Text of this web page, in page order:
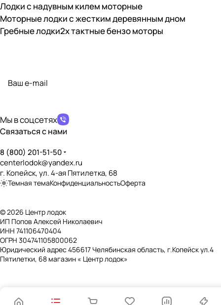
Лодки с надувным килем моторные
Моторные лодки с жестким деревянным дном
Гребные лодки2х тактные бензо моторы
Мы в соцсетях
Связаться с нами
8 (800) 201-51-50
centerlodok@yandex.ru
г. Копейск, ул. 4-ая Пятилетка, 68
Темная темаКонфиденциальностьОферта
© 2026 Центр лодок
ИП Попов Алексей Николаевич
ИНН 741106470404
ОГРН 304741105800062
Юридический адрес 456617 Челябинская область, г.Копейск ул.4
Пятилетки, 68 магазин « Центр лодок»